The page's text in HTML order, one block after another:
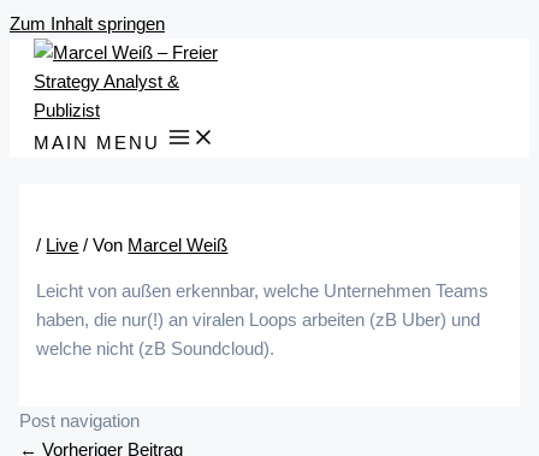
Zum Inhalt springen
MAIN MENU
/ Live / Von Marcel Weiß
Leicht von außen erkennbar, welche Unternehmen Teams
haben, die nur(!) an viralen Loops arbeiten (zB Uber) und
welche nicht (zB Soundcloud).
Post navigation
← Vorheriger Beitrag